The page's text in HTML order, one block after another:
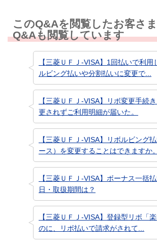
このQ&Aを閲覧したお客さ
Q&Aも閲覧しています
【三菱ＵＦＪ-VISA】1回払いで利
ルビング払いや分割払いに変更で...
【三菱ＵＦＪ-VISA】リボ変更手続
更されずご利用明細が届いた。
【三菱ＵＦＪ-VISA】リボルビング
ース）を変更することはできますか。
【三菱ＵＦＪ-VISA】ボーナス一括
日・取扱期間は？
【三菱ＵＦＪ-VISA】登録型リボ「
のに、リボ払いで請求がされて...